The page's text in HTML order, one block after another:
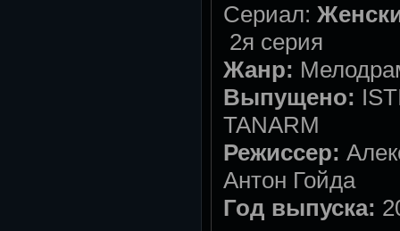
Сериал:
2я серия
Жанр:
Выпущено:
TANARM
Режиссер:
Антон Гойда
Год выпуска: